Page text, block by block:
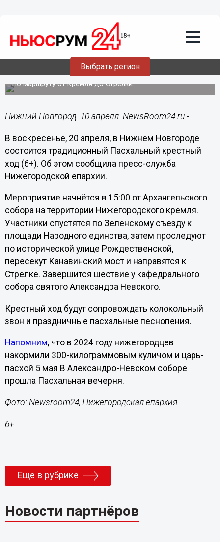
Выбрать регион
10.04.202512:19
Крестный ход в честь Пасхи пройдет в
Нижнем Новгороде
По маршруту от Кремля до Стрелки.
Нижний Новгород. 10 апреля. NewsRoom24.ru -
В воскресенье, 20 апреля, в Нижнем Новгороде
состоится традиционный Пасхальный крестный
ход (6+). Об этом сообщила пресс-служба
Нижегородской епархии.
Мероприятие начнётся в 15:00 от Архангельского
собора на территории Нижегородского кремля.
Участники спустятся по Зеленскому съезду к
площади Народного единства, затем проследуют
по исторической улице Рождественской,
пересекут Канавинский мост и направятся к
Стрелке. Завершится шествие у кафедрального
собора святого Александра Невского.
Крестный ход будут сопровождать колокольный
звон и праздничные пасхальные песнопения.
Напомним, что в 2024 году нижегородцев
накормили 300-килограммовым куличом и царь-
пасхой 5 мая В Александро-Невском соборе
прошла Пасхальная вечерня.
Фото: Newsroom24, Нижегородская епархия
6+
Еще в рубрике
Новости партнёров